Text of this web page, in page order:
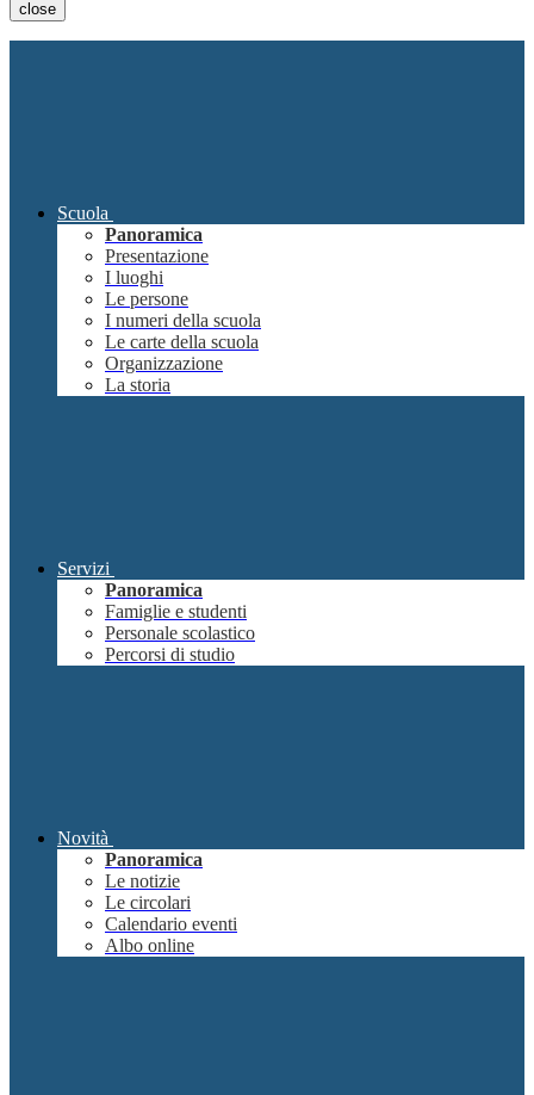
close
Scuola
Panoramica
Presentazione
I luoghi
Le persone
I numeri della scuola
Le carte della scuola
Organizzazione
La storia
Servizi
Panoramica
Famiglie e studenti
Personale scolastico
Percorsi di studio
Novità
Panoramica
Le notizie
Le circolari
Calendario eventi
Albo online